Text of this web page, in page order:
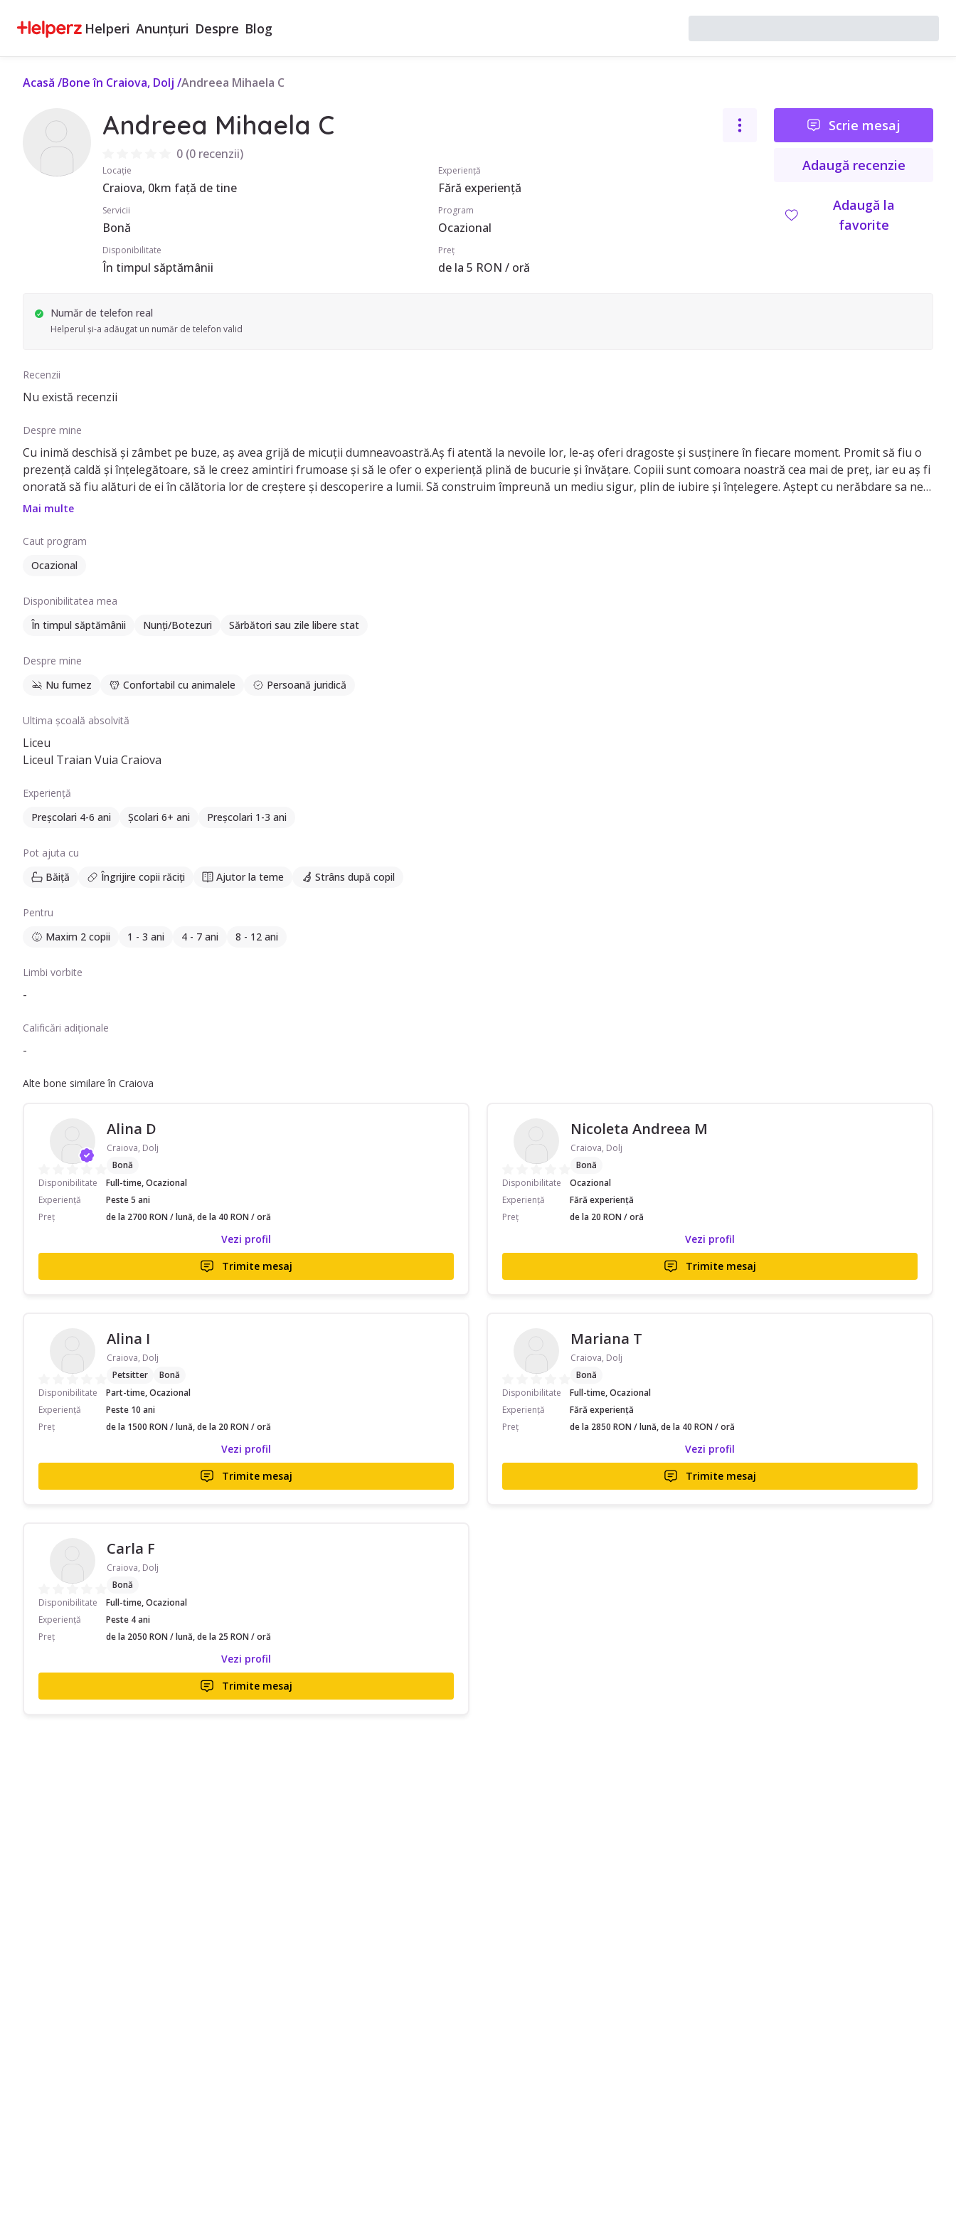
Helperi Anunțuri Despre Blog
Acasă /Bone în Craiova, Dolj /Andreea Mihaela C
Andreea Mihaela C
0(0 recenzii)
Locație
Craiova, 0km față de tine
Experiență
Fără experiență
Servicii
Bonă
Program
Ocazional
Disponibilitate
În timpul săptămânii
Preț
de la 5 RON / oră
Scrie mesaj
Adaugă recenzie
Adaugă la
favorite
Număr de telefon real
Helperul și-a adăugat un număr de telefon valid
Recenzii
Nu există recenzii
Despre mine
Cu inimă deschisă și zâmbet pe buze, aș avea grijă de micuții dumneavoastră.Aș fi atentă la nevoile lor, le-aș oferi dragoste și susținere în fiecare moment. Promit să fiu o
prezență caldă și înțelegătoare, să le creez amintiri frumoase și să le ofer o experiență plină de bucurie și învățare. Copiii sunt comoara noastră cea mai de preț, iar eu aș fi
onorată să fiu alături de ei în călătoria lor de creștere și descoperire a lumii. Să construim împreună un mediu sigur, plin de iubire și înțelegere. Aștept cu nerăbdare sa ne
cunoșteam și să creăm momente magice împreună!! 🌟👧👦💖
Mai multe
Caut program
Ocazional
Disponibilitatea mea
În timpul săptămânii
Nunți/Botezuri Sărbători sau zile libere stat
Despre mine
Nu fumez
Confortabil cu animalele Persoană juridică
Ultima școală absolvită
Liceu
Liceul Traian Vuia Craiova
Experiență
Preșcolari 4-6 ani
Școlari 6+ ani Preșcolari 1-3 ani
Pot ajuta cu
Băiță
Îngrijire copii răciți Ajutor la teme Strâns după copil
Pentru
Maxim 2 copii
1 - 3 ani 4 - 7 ani 8 - 12 ani
Limbi vorbite
-
Calificări adiționale
-
Alte bone similare în Craiova
Alina D
Craiova, Dolj
Bonă
Disponibilitate
Full-time, Ocazional
Experiență
Peste 5 ani
Preț
de la 2700 RON / lună, de la 40 RON / oră
Vezi profil
Trimite mesaj
Nicoleta Andreea M
Craiova, Dolj
Bonă
Disponibilitate
Ocazional
Experiență
Fără experiență
Preț
de la 20 RON / oră
Vezi profil
Trimite mesaj
Alina I
Craiova, Dolj
Petsitter
Bonă
Disponibilitate
Part-time, Ocazional
Experiență
Peste 10 ani
Preț
de la 1500 RON / lună, de la 20 RON / oră
Vezi profil
Trimite mesaj
Mariana T
Craiova, Dolj
Bonă
Disponibilitate
Full-time, Ocazional
Experiență
Fără experiență
Preț
de la 2850 RON / lună, de la 40 RON / oră
Vezi profil
Trimite mesaj
Carla F
Craiova, Dolj
Bonă
Disponibilitate
Full-time, Ocazional
Experiență
Peste 4 ani
Preț
de la 2050 RON / lună, de la 25 RON / oră
Vezi profil
Trimite mesaj